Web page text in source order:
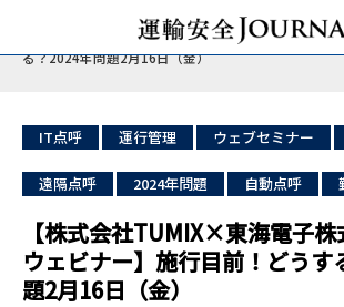
運行管理
過労運転防止
【株式会社TUMIX×東海電子株式会社 合同ウェビ
る？2024年問題2月16日（金）
IT点呼 運行管理 ウェブセミナー
遠隔点呼 2024年問題 自動点呼
【株式会社TUMIX×東海電子
ウェビナー】施行目前！どうす
題2月16日（金）